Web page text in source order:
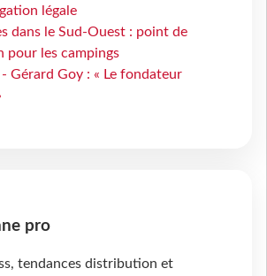
légale
dans le Sud-Ouest : point de
pour les campings
Gérard Goy : « Le fondateur
pro
tendances distribution et